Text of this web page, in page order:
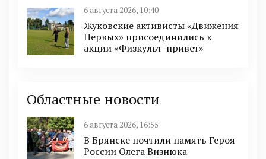
6 августа 2026, 10:40
Жуковские активисты «Движения
Первых» присоединились к
акции «Физкульт-привет»
Областные новости
6 августа 2026, 16:55
В Брянске почтили память Героя
России Олега Визнюка